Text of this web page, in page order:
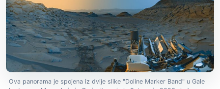
Ova panorama je spojena iz dvije slike "Doline Marker Band" u Gale